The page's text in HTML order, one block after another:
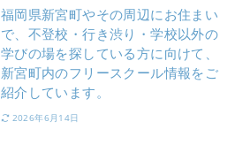
福岡県新宮町やその周辺にお住まい
で、不登校・行き渋り・学校以外の
学びの場を探している方に向けて、
新宮町内のフリースクール情報をご
紹介しています。
2026年6月14日